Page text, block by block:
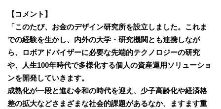
【コメント】
「このたび、お金のデザイン研究所を設立しました。これま
での経験を生かし、内外の大学・研究機関とも連携しなが
ら、ロボアドバイザーに必要な先端的テクノロジーの研究
や、人生100年時代で多様化する個人の資産運用ソリューショ
ンを開発していきます。
成熟化が一段と進む令和の時代を迎え、少子高齢化や経済格
差の拡大などさまざまな社会的課題があるなか、ますます重